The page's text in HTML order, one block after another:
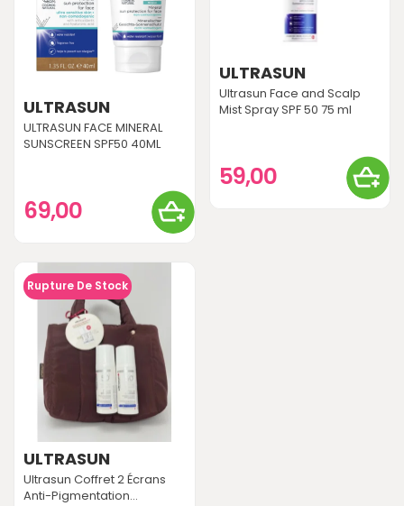
ULTRASUN
ULTRASUN FACE MINERAL
SUNSCREEN SPF50 40ML
69,00
ULTRASUN
Ultrasun Face and Scalp
Mist Spray SPF 50 75 ml
59,00
Rupture De Stock
ULTRASUN
Ultrasun Coffret 2 Écrans
Anti-Pigmentation...